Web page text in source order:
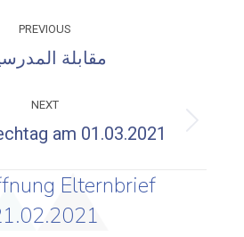
PREVIOUS
Previous
مقابلة
NEXT
Next
am 01.03.2021
Elternbrief